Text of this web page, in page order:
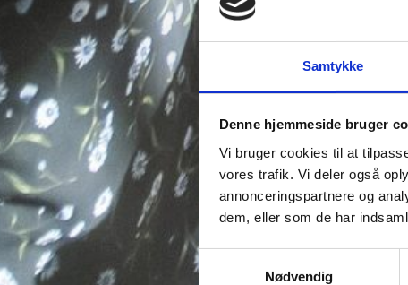
Samtykke
Denne hjemmeside bruger
Vi bruger cookies til at
vores trafik. Vi deler også
annonceringspartnere og
dem, eller som de har
Samtykkevalg
Nødvendig